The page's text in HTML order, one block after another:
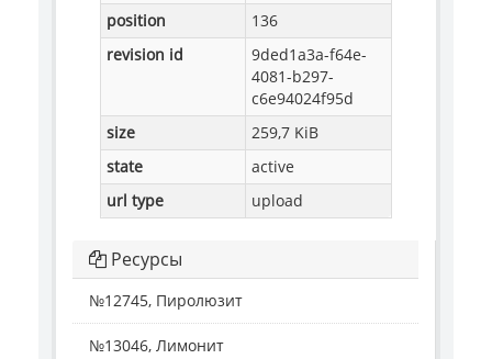
position
136
revision id
9ded1a3a-f64e-
4081-b297-
c6e94024f95d
size
259,7 KiB
state
active
url type
upload
Ресурсы
№12745, Пиролюзит
№13046, Лимонит